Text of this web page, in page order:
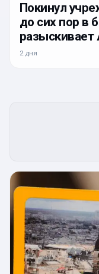
Покинул
до сих пор в
разыскивает
2 дня